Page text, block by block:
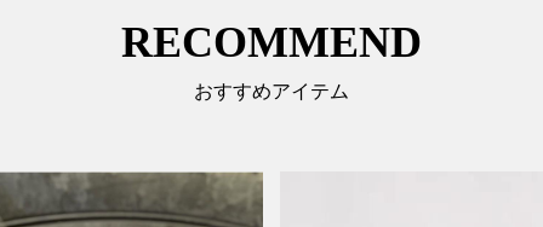
RECOMMEND
おすすめアイテム